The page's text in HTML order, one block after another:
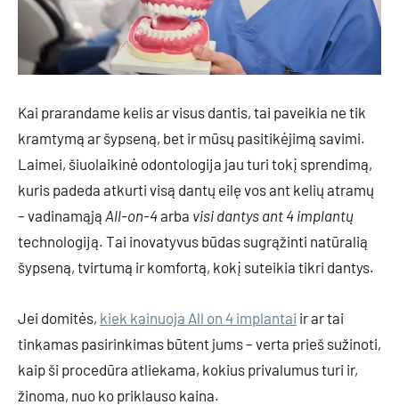
Kai prarandame kelis ar visus dantis, tai paveikia ne tik
kramtymą ar šypseną, bet ir mūsų pasitikėjimą savimi.
Laimei, šiuolaikinė odontologija jau turi tokį sprendimą,
kuris padeda atkurti visą dantų eilę vos ant kelių atramų
– vadinamąją All-on-4arba visi dantys ant 4 implantų
technologiją. Tai inovatyvus būdas sugrąžinti natūralią
šypseną, tvirtumą ir komfortą, kokį suteikia tikri dantys.
Jei domitės, kiek kainuoja All on 4 implantai ir ar tai
tinkamas pasirinkimas būtent jums – verta prieš sužinoti,
kaip ši procedūra atliekama, kokius privalumus turi ir,
žinoma, nuo ko priklauso kaina.